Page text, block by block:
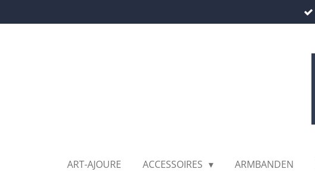
direct
ART-AJOURE ACCESSOIRES ARMBANDEN